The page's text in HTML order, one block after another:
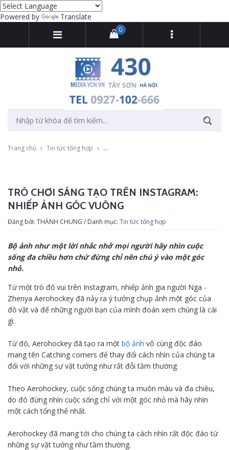
Powered by Translate
0
Trang chủ Tin tức tổng hợp Trò chơi sáng tạo trên Instagram: Nhiếp
TRÒ CHƠI SÁNG TẠO TRÊN INSTAGRAM:
NHIẾP ẢNH GÓC VUÔNG
Đăng bởi: THÀNH CHUNG / Danh mục: Tin tức tổng hợp
Bộ ảnh như một lời nhắc nhở mọi người hãy nhìn cuộc
sống đa chiều hơn chứ đừng chỉ nên chú ý vào một góc
nhỏ.
Từ một trò đố vui trên Instagram, nhiếp ảnh gia người Nga -
Zhenya Aerohockey đã nảy ra ý tưởng chụp ảnh một góc của
đồ vật và để những người bạn của mình đoán xem chúng là cái
gì.
Từ đó, Aerohockey đã tạo ra một bộ ảnh vô cùng độc đáo
mang tên Catching corners để thay đổi cách nhìn của chúng ta
đối với những sự vật tưởng như rất đỗi tầm thường.
Theo Aerohockey, cuộc sống chúng ta muôn màu và đa chiều,
do đó đừng nhìn cuộc sống chỉ với một góc nhỏ mà hãy nhìn
một cách tổng thể nhất.
Aerohockey đã mang tới cho chúng ta cách nhìn rất độc đáo từ
những sự vật tưởng như tầm thường.